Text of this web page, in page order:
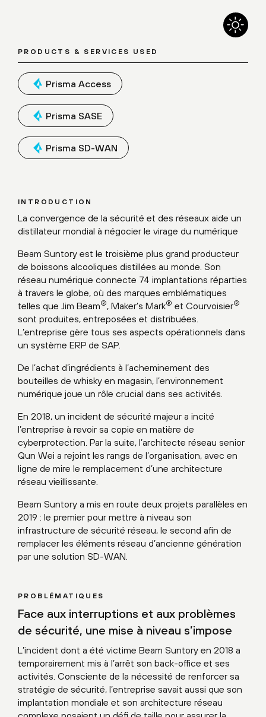
INTRODUCTION
La convergence de la sécurité et des réseaux aide un
distillateur mondial à négocier le virage du numérique
Beam Suntory est le troisième plus grand producteur
de boissons alcooliques distillées au monde. Son
réseau numérique connecte 74 implantations réparties
à travers le globe, où des marques emblématiques
telles que Jim Beam®, Maker’s Mark® et Courvoisier®
sont produites, entreposées et distribuées.
L’entreprise gère tous ses aspects opérationnels dans
un système ERP de SAP.
De l’achat d’ingrédients à l’acheminement des
bouteilles de whisky en magasin, l’environnement
numérique joue un rôle crucial dans ses activités.
En 2018, un incident de sécurité majeur a incité
l’entreprise à revoir sa copie en matière de
cyberprotection. Par la suite, l’architecte réseau senior
Qun Wei a rejoint les rangs de l’organisation, avec en
ligne de mire le remplacement d’une architecture
réseau vieillissante.
Beam Suntory a mis en route deux projets parallèles en
2019 : le premier pour mettre à niveau son
infrastructure de sécurité réseau, le second afin de
remplacer les éléments réseau d’ancienne génération
par une solution SD-WAN.
PROBLÉMATIQUES
Face aux interruptions et aux problèmes
de sécurité, une mise à niveau s’impose
L’incident dont a été victime Beam Suntory en 2018 a
temporairement mis à l’arrêt son back-office et ses
activités. Consciente de la nécessité de renforcer sa
stratégie de sécurité, l’entreprise savait aussi que son
implantation mondiale et son architecture réseau
PRODUCTS & SERVICES USED
Prisma Access
Prisma SASE
Prisma SD-WAN